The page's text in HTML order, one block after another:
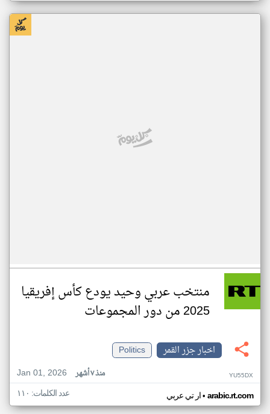
منتخب عربي وحيد يودع كأس إفريقيا
2025 من دور المجموعات
اخبار جزر القمر
Politics
Jan 01, 2026
منذ ٧ أشهر YU55DX
ار تي عربي• arabic.rt.com عدد الكلمات: ١١٠